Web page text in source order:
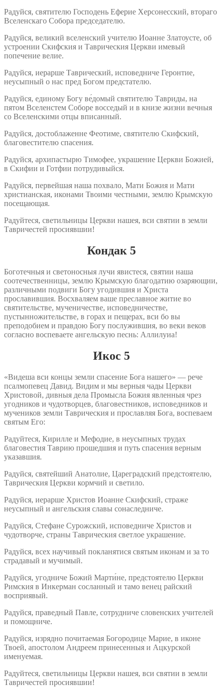
Радуйся, святителю Господень Еферие Херсонесский, втораго
Вселенскаго Собора председателю.
Радуйся, великий вселенский учителю Иоанне Златоусте, об
устроении Скифския и Таврическия Церкви имевый
попечение велие.
Радуйся, иерарше Таврический, исповедниче Геронтие,
неусыпный о нас пред Богом предстателю.
Радуйся, единому Богу ве́домый святителю Тавриды, на
пятом Вселенстем Соборе восседый и в книзе жизни вечныя
со Вселенскими отцы вписанный.
Радуйся, достоблаженне Феотиме, святителю Скифский,
благовестителю спасения.
Радуйся, архипастырю Тимофее, украшение Церкви Божией,
в Скифии и Готфии потрудивыйся.
Радуйся, первейшая наша похвало, Мати Божия и Мати
христианская, иконами Твоими честными, землю Крымскую
посещающая.
Радуйтеся, светильницы Церкви нашея, вси святии в земли
Тавричестей просиявшии!
Кондак 5
Боготечныя и светоносныя лучи явистеся, святии наша
соотечественницы, землю Крымскую благодатию озаряющии,
различными подвиги Богу угодившия и Христа
прославившия. Восхваляем ваше преславное житие во
святительстве, мученичестве, исповедничестве,
пустынножительстве, в горах и пещерах, вси бо вы
преподобием и правдою Богу послужившия, во веки веков
согласно воспеваете ангельскую песнь: Аллилуиа!
Икос 5
«Видеша вси концы земли спасение Бога нашего» — рече
псалмопевец Давид. Видим и мы верныя чады Церкви
Христовой, дивныя дела Промысла Божия явленныя чрез
угодников и чудотворцев, благовестников, исповедников и
мучеников земли Таврическия и прославляя Бога, воспеваем
святым Его:
Радуйтеся, Кирилле и Мефодие, в неусыпных трудах
благовестия Таврию прошедшия и путь спасения верным
указавшия.
Радуйся, святейший Анатолие, Цареградский предстоятелю,
Таврическия Церкви кормчий и светило.
Радуйся, иерарше Христов Иоанне Скифский, страже
неусыпный и ангельския славы сонаследниче.
Радуйся, Стефане Сурожский, исповедниче Христов и
чудотворче, страны Таврическия светлое украшение.
Радуйся, всех научивый покланятися святым иконам и за то
страдавый и мучимый.
Радуйся, угодниче Божий Марти́не, предстоятелю Церкви
Римския в Инкерман сосланный и тамо венец райский
восприявый.
Радуйся, праведный Павле, сотрудниче словенских учителей
и помощниче.
Радуйся, изрядно почитаемая Богородице Марие, в иконе
Твоей, апостолом Андреем принесенныя и Ацкурской
именуемая.
Радуйтеся, светильницы Церкви нашея, вси святии в земли
Тавричестей просиявшии!